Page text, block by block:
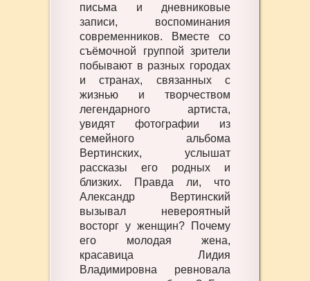
письма и дневниковые
записи, воспоминания
современников. Вместе со
съёмочной группой зрители
побывают в разных городах
и странах, связанных с
жизнью и творчеством
легендарного артиста,
увидят фотографии из
семейного альбома
Вертинских, услышат
рассказы его родных и
близких. Правда ли, что
Александр Вертинский
вызывал невероятный
восторг у женщин? Почему
его молодая жена,
красавица Лидия
Владимировна ревновала